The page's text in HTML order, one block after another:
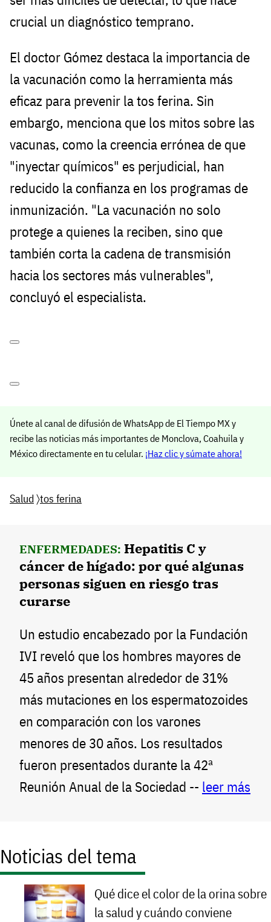
crucial un diagnóstico temprano.
El doctor Gómez destaca la importancia de
la vacunación como la herramienta más
eficaz para prevenir la tos ferina. Sin
embargo, menciona que los mitos sobre las
vacunas, como la creencia errónea de que
"inyectar químicos" es perjudicial, han
reducido la confianza en los programas de
inmunización. "La vacunación no solo
protege a quienes la reciben, sino que
también corta la cadena de transmisión
hacia los sectores más vulnerables",
concluyó el especialista.
Únete al canal de difusión de WhatsApp de El Tiempo MX y
recibe las noticias más importantes de Monclova, Coahuila y
México directamente en tu celular. ¡Haz clic y súmate ahora!
Salud 〉tos ferina
ENFERMEDADES: Hepatitis C y
cáncer de hígado: por qué algunas
personas siguen en riesgo tras
curarse
Un estudio encabezado por la Fundación
IVI reveló que los hombres mayores de
45 años presentan alrededor de 31%
más mutaciones en los espermatozoides
en comparación con los varones
menores de 30 años. Los resultados
fueron presentados durante la 42ª
Reunión Anual de la Sociedad -- leer más
Noticias del tema
Qué dice el color de la orina sobre
la salud y cuándo conviene